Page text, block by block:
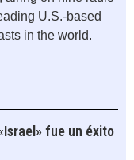
U.S.-based
in the world.
fue un éxito